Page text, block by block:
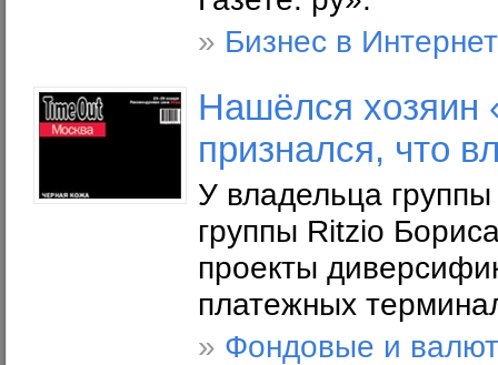
» Бизнес в
Нашёлся хозяин
признался, что
У владельца
группы Ritzio
проекты
платежных
» Фондовые и